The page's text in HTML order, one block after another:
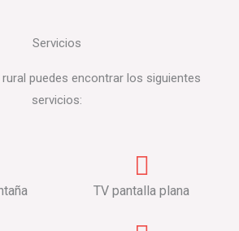
Servicios
puedes encontrar los siguientes
servicios:
TV pantalla plana